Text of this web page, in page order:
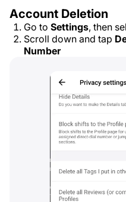
Account Deletion
Go to Settings, then
Scroll down and tap
Number